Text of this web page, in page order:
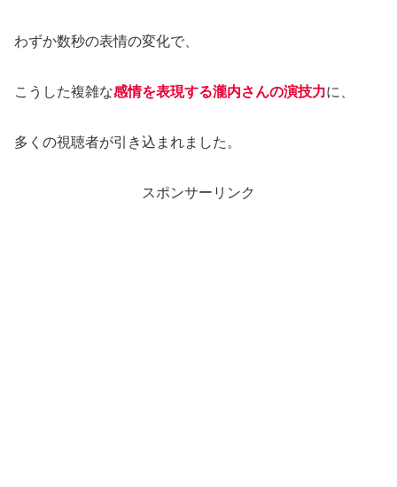
わずか数秒の表情の変化で、
こうした複雑な感情を表現する瀧内さんの演技力に、
多くの視聴者が引き込まれました。
スポンサーリンク